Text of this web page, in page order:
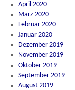
April 2020
März 2020
Februar 2020
Januar 2020
Dezember 2019
November 2019
Oktober 2019
September 2019
August 2019